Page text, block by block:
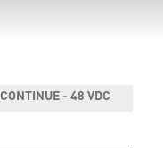
- 48 VDC